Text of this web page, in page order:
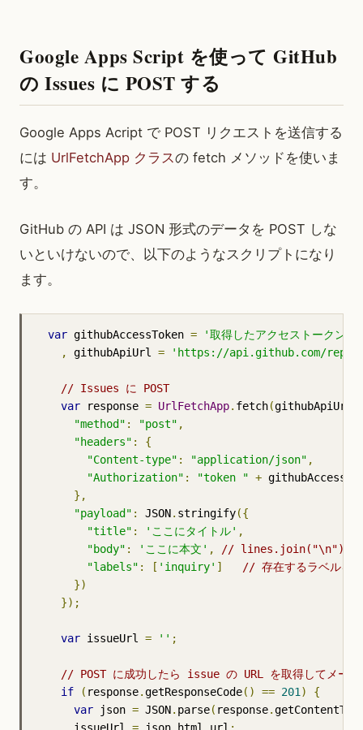
Google Apps Script を使って GitHub
の Issues に POST する
Google Apps Acript で POST リクエストを送信する
には UrlFetchApp クラスの fetch メソッドを使いま
す。
GitHub の API は JSON 形式のデータを POST しな
いといけないので、以下のようなスクリプトになり
ます。
var githubAccessToken =
'取得したアクセストークン'
,
githubApiUrl = 'https://api.github.com/repos/
// Issues に POST
var response = UrlFetchApp. fetch(githubApiUrl
"method" : "post" ,
"headers" :
{
"Content-type" : "application/json" ,
"Authorization" : "token " +
},
"payload" : JSON. stringify({
"title" : 'ここにタイトル' ,
"body" : 'ここに本文' ,
// lines.join("\n"),
"labels" : [ 'inquiry' ]
// 存在するラベルを
})
});
var issueUrl = '' ;
// POST に成功したら issue の URL を取得してメール
if
( response.getResponseCode() == 201 )
{
var json = JSON. parse( response.